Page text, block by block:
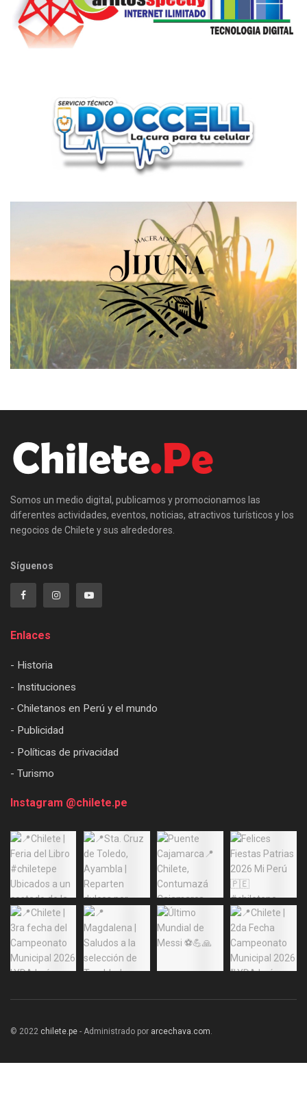
Somos un medio digital, publicamos y promocionamos las
diferentes actividades, eventos, noticias, atractivos turísticos y los
negocios de Chilete y sus alrededores.
Síguenos
Enlaces
- Historia
- Instituciones
- Chiletanos en Perú y el mundo
- Publicidad
- Políticas de privacidad
- Turismo
Instagram @chilete.pe
© 2022 chilete.pe - Administrado por arcechava.com